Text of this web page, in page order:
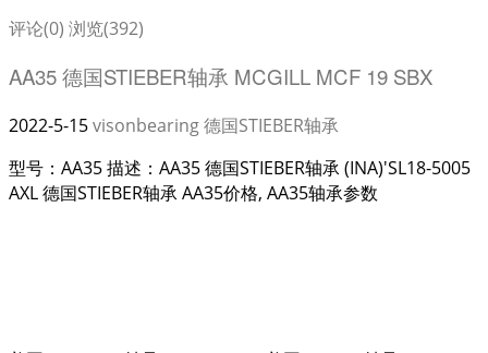
评论(0) 浏览(392)
AA35 德国STIEBER轴承 MCGILL MCF 19 SBX
2022-5-15visonbearing德国STIEBER轴承
型号：AA35 描述：AA35 德国STIEBER轴承 (INA)'SL18-5005
AXL 德国STIEBER轴承 AA35价格, AA35轴承参数